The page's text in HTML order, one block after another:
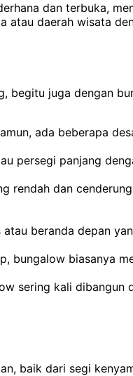
dan terbuka,
atau daerah wisata
begitu juga dengan
ada beberapa
persegi panjang
rendah dan
beranda depan
bungalow biasanya
sering kali dibangun
baik dari segi